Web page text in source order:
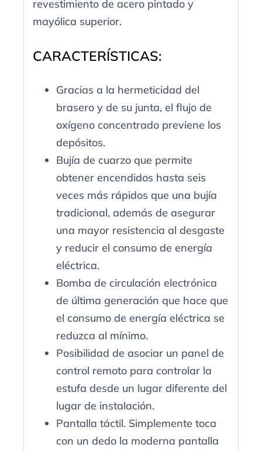
revestimiento de acero pintado y
mayólica superior.
CARACTERÍSTICAS:
Gracias a la hermeticidad del
brasero y de su junta, el flujo de
oxígeno concentrado previene los
depósitos.
Bujía de cuarzo que permite
obtener encendidos hasta seis
veces más rápidos que una bujía
tradicional, además de asegurar
una mayor resistencia al desgaste
y reducir el consumo de energía
eléctrica.
Bomba de circulación electrónica
de última generación que hace que
el consumo de energía eléctrica se
reduzca al mínimo.
Posibilidad de asociar un panel de
control remoto para controlar la
estufa desde un lugar diferente del
lugar de instalación.
Pantalla táctil. Simplemente toca
con un dedo la moderna pantalla